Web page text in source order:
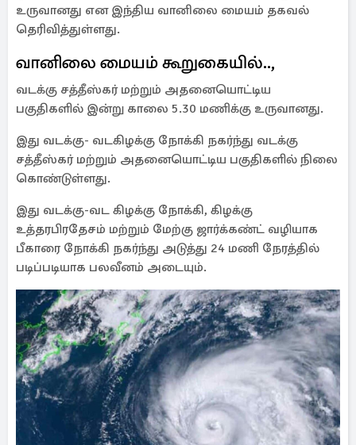
உருவானது என இந்திய வானிலை மையம் தகவல்
தெரிவித்துள்ளது.
வானிலை மையம் கூறுகையில்..,
வடக்கு சத்தீஸ்கர் மற்றும் அதனையொட்டிய
பகுதிகளில் இன்று காலை 5.30 மணிக்கு உருவானது.
இது வடக்கு- வடகிழக்கு நோக்கி நகர்ந்து வடக்கு
சத்தீஸ்கர் மற்றும் அதனையொட்டிய பகுதிகளில் நிலை
கொண்டுள்ளது.
இது வடக்கு-வட கிழக்கு நோக்கி, கிழக்கு
உத்தரபிரதேசம் மற்றும் மேற்கு ஜார்க்கண்ட் வழியாக
பீகாரை நோக்கி நகர்ந்து அடுத்து 24 மணி நேரத்தில்
படிப்படியாக பலவீனம் அடையும்.